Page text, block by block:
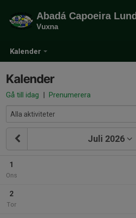
Kalender
Abadá Capoeira Lund
Vuxna
Kalender
Gå till idag | Prenumerera
Juli 2026
1
Ons
2
Tor